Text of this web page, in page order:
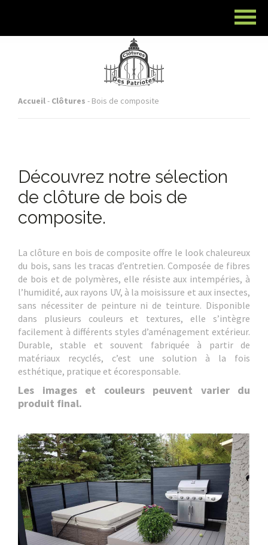
Accueil- Clôtures - Bois de composite
Découvrez notre sélection
de clôture de bois de
composite.
La clôture en bois de composite offre le look chaleureux
du bois, sans les tracas d’entretien. Composée de fibres
de bois et de polymères, elle résiste aux intempéries, à
l’humidité, aux rayons UV, à la moisissure et aux insectes,
sans nécessiter de peinture ni de teinture. Disponible
dans plusieurs couleurs et textures, elle s’intègre
facilement à différents styles d’aménagement extérieur.
Durable, stable et souvent fabriquée à partir de
matériaux recyclés, c’est une solution à la fois
esthétique, pratique et écoresponsable.
Les images et couleurs peuvent varier du
produit final.